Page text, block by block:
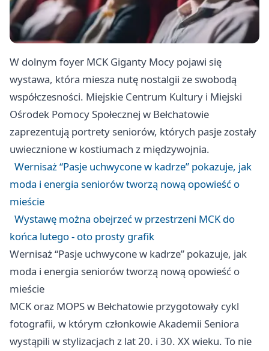
W dolnym foyer MCK Giganty Mocy pojawi się
wystawa, która miesza nutę nostalgii ze swobodą
współczesności. Miejskie Centrum Kultury i Miejski
Ośrodek Pomocy Społecznej w Bełchatowie
zaprezentują portrety seniorów, których pasje zostały
uwiecznione w kostiumach z międzywojnia.
Wernisaż “Pasje uchwycone w kadrze” pokazuje, jak
moda i energia seniorów tworzą nową opowieść o
mieście
Wystawę można obejrzeć w przestrzeni MCK do
końca lutego - oto prosty grafik
Wernisaż “Pasje uchwycone w kadrze” pokazuje, jak
moda i energia seniorów tworzą nową opowieść o
mieście
MCK oraz MOPS w Bełchatowie przygotowały cykl
fotografii, w którym członkowie Akademii Seniora
wystąpili w stylizacjach z lat 20. i 30. XX wieku. To nie